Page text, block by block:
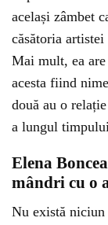
același zâmbet
căsătoria
Mai mult, ea
acesta fiind
două au o
a lungul
Elena
mândri cu o
Nu există niciun